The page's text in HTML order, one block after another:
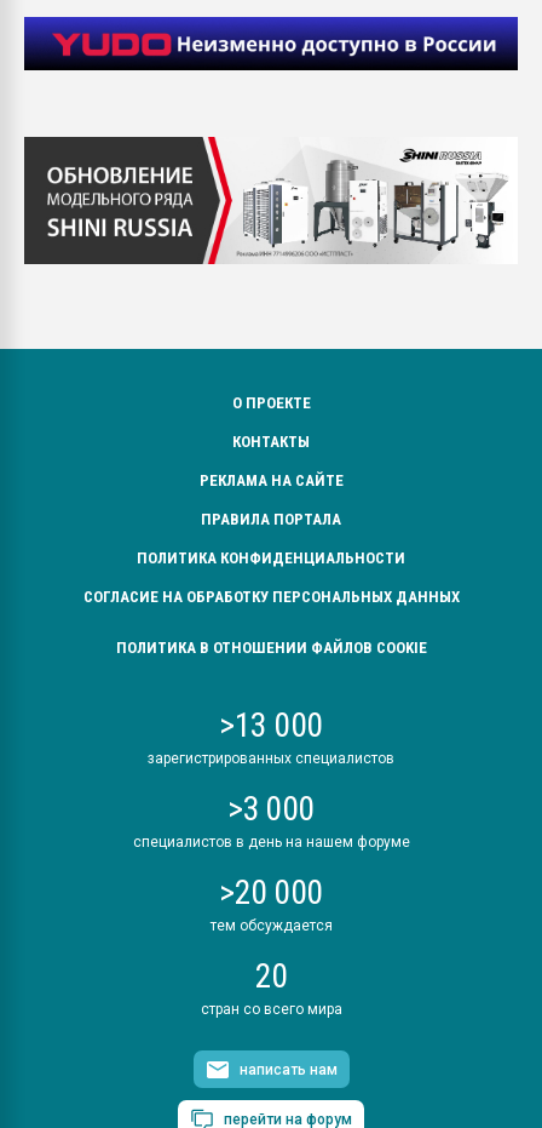
О ПРОЕКТЕ
КОНТАКТЫ
РЕКЛАМА НА САЙТЕ
ПРАВИЛА ПОРТАЛА
ПОЛИТИКА КОНФИДЕНЦИАЛЬНОСТИ
СОГЛАСИЕ НА ОБРАБОТКУ ПЕРСОНАЛЬНЫХ ДАННЫХ
ПОЛИТИКА В ОТНОШЕНИИ ФАЙЛОВ COOKIE
>13 000
зарегистрированных специалистов
>3 000
специалистов в день на нашем форуме
>20 000
тем обсуждается
20
стран со всего мира
написать нам
перейти на форум